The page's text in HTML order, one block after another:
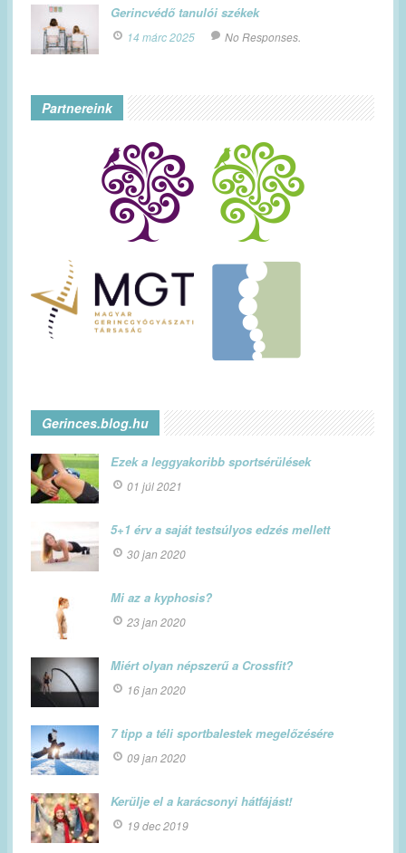
Gerincvédő tanulói székek
14 márc 2025 No Responses.
Partnereink
Gerinces.blog.hu
Ezek a leggyakoribb sportsérülések
01 júl 2021
5+1 érv a saját testsúlyos edzés mellett
30 jan 2020
Mi az a kyphosis?
23 jan 2020
Miért olyan népszerű a Crossfit?
16 jan 2020
7 tipp a téli sportbalestek megelőzésére
09 jan 2020
Kerülje el a karácsonyi hátfájást!
19 dec 2019